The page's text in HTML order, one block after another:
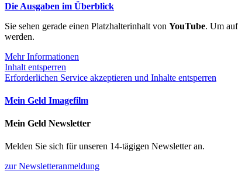
Die Ausgaben im Überblick
Sie sehen gerade einen Platzhalterinhalt von YouTube. Um
werden.
Mehr Informationen
Inhalt entsperren
Erforderlichen Service akzeptieren und Inhalte entsperren
Mein Geld Imagefilm
Mein Geld Newsletter
Melden Sie sich für unseren 14-tägigen Newsletter an.
zur Newsletteranmeldung